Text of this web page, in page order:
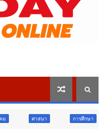
การศึกษา สังคม